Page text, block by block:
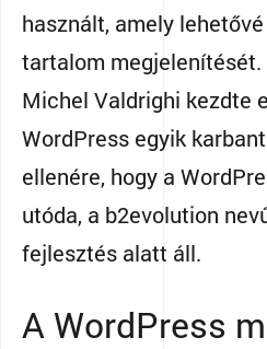
használt, amely
tartalom
Michel Valdrighi kezdte
WordPress egyik
ellenére, hogy a
utóda, a b2evolution
fejlesztés alatt áll.
A WordPress